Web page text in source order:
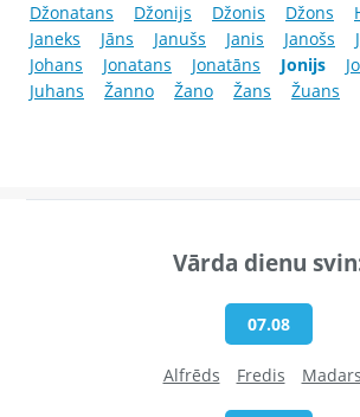
Džonatans
Džonijs Džonis Džons
Janeks
Jāns Janušs Janis Janošs
Johans
Jonatans Jonatāns Jonijs
Juhans
Žanno Žano Žans Žuans
Vārda dienu
07.08
Alfrēds Fredis Madars